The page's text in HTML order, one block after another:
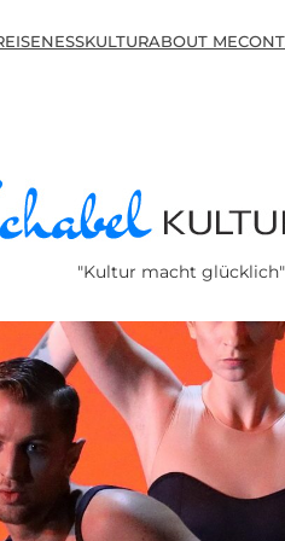
ESSKULTURABOUT ME
"Kultur macht glücklich"